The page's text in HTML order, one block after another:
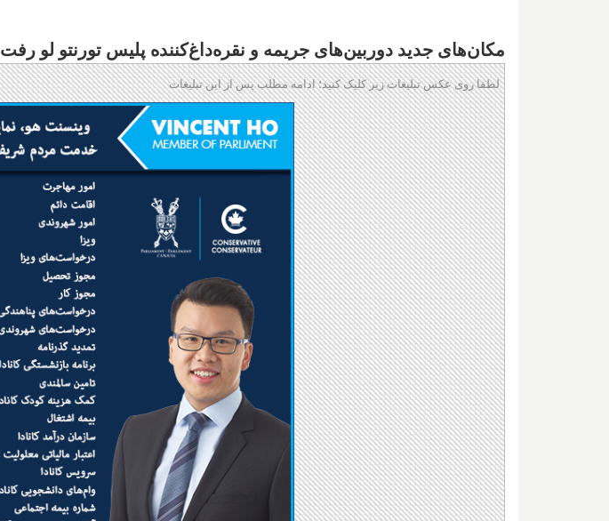
مکان‌های جدید دوربین‌های جریمه و نقره‌داغ‌کننده پلیس تورنتو لو رفت
لطفا روی عکس تبلیغات زیر کلیک کنید؛ ادامه مطلب پس از این تبلیغات